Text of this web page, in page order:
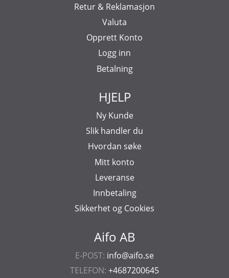
Aifo AB
E-POST: info@aifo.se
TELEFON: +4687200645
Retur & Reklamasjon
Valuta
Opprett Konto
Logg inn
Betalning
HJELP
Ny Kunde
Slik handler du
Hvordan søke
Mitt konto
Leveranse
Innbetaling
Sikkerhet og Cookies